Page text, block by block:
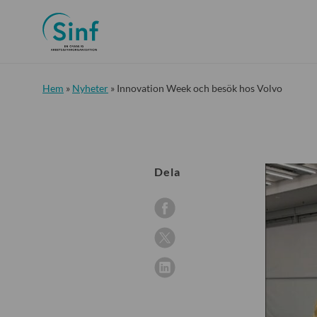
Hem » Nyheter » Innovation Week och besök hos Volvo
Dela